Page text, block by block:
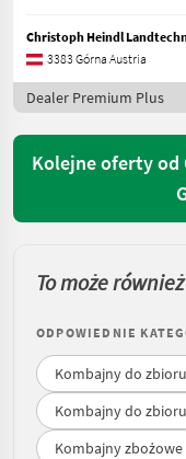
3383 Górna Austria
Dealer Premium Plus
Kolejne oferty od
To może
ODPOWIEDNIE
Kombajny do
Kombajny do
Kombajny zbożowe